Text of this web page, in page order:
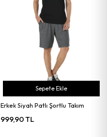
Erkek Siyah Patlı Şortlu Takım
999,90 TL
Sepete Ekle